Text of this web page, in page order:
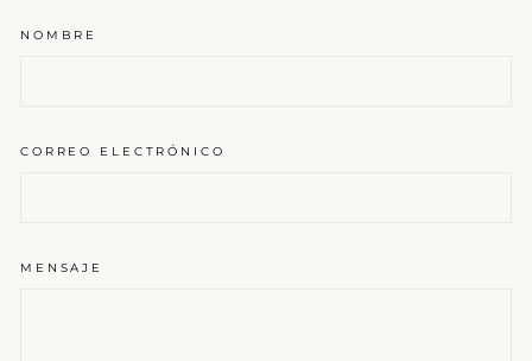
NOMBRE
CORREO ELECTRÓNICO
MENSAJE